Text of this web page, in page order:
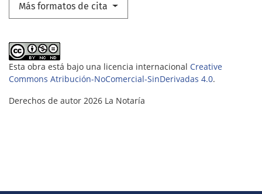
Más formatos de cita
Esta obra está bajo una licencia internacional Creative
Commons Atribución-NoComercial-SinDerivadas 4.0.
Derechos de autor 2026 La Notaría